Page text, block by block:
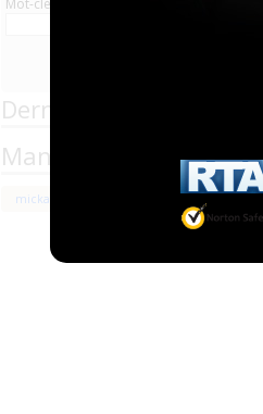
Mot-clé
Derniers
Managers team of the
mickael22